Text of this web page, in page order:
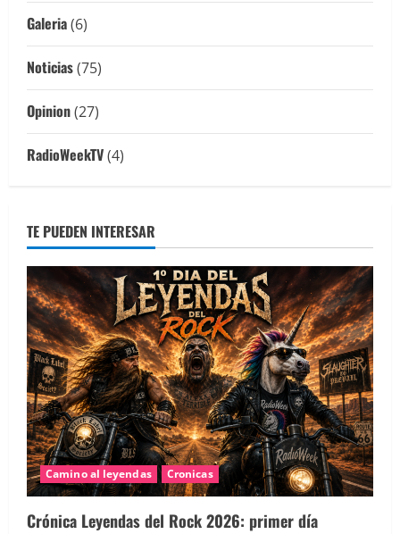
Galeria(6)
Noticias(75)
Opinion(27)
RadioWeekTV(4)
TE PUEDEN INTERESAR
Camino al leyendas Cronicas
Crónica Leyendas del Rock 2026: primer día